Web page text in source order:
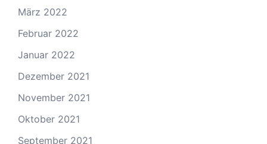
März 2022
Februar 2022
Januar 2022
Dezember 2021
November 2021
Oktober 2021
September 2021